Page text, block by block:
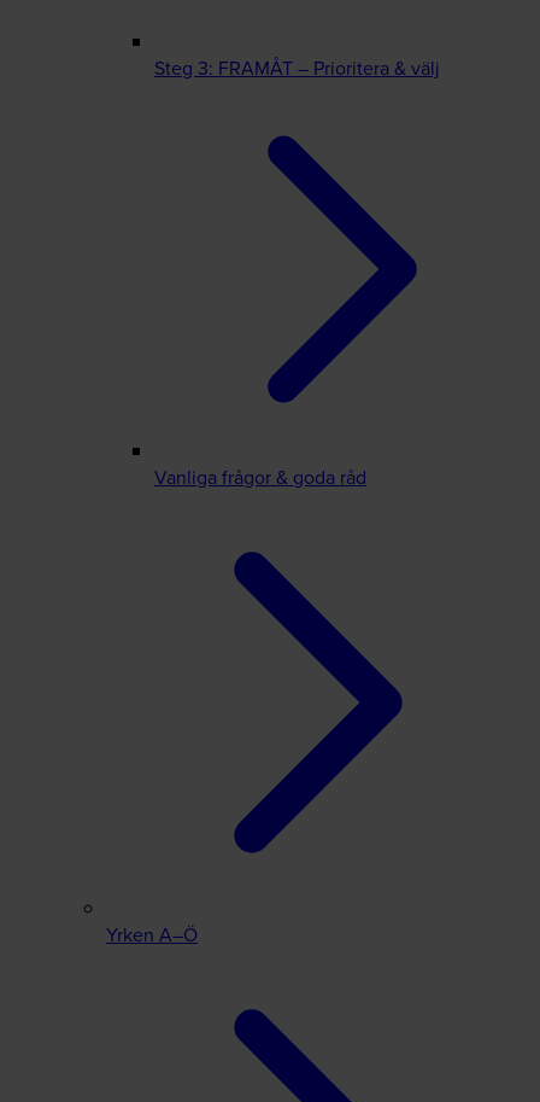
Steg 3: FRAMÅT – Prioritera & välj
Vanliga frågor & goda råd
Yrken A–Ö